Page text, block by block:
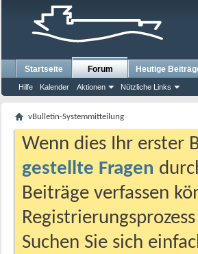
Startseite Forum
Hilfe Kalender Aktionen Nützliche Links
Heutige
vBulletin-Systemmitteilung
Wenn dies Ihr erster
gestellte Fragen
Beiträge verfassen
Suchen Sie sich